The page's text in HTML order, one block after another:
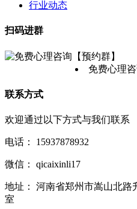
行业动态
扫码进群
免费心理咨
联系方式
欢迎通过以下方式与我们联系
电话： 15937878932
微信： qicaixinli17
地址：
河南省郑州市嵩山北路
室